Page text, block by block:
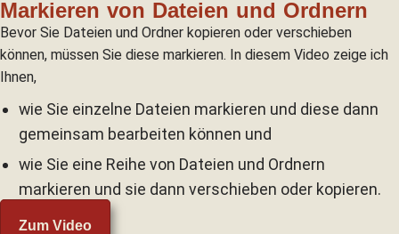
Markieren von Dateien und Ordnern
Bevor Sie Dateien und Ordner kopieren oder verschieben
können, müssen Sie diese markieren. In diesem Video zeige ich
Ihnen,
wie Sie einzelne Dateien markieren und diese dann
gemeinsam bearbeiten können und
wie Sie eine Reihe von Dateien und Ordnern
markieren und sie dann verschieben oder kopieren.
Zum Video